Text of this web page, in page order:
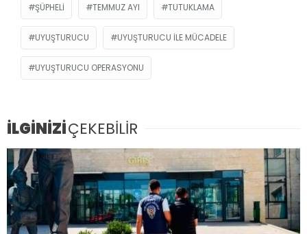
ŞÜPHELI TEMMUZ AYI TUTUKLAMA
UYUŞTURUCU UYUŞTURUCU ILE MÜCADELE
UYUŞTURUCU OPERASYONU
İLGİNİZİÇEKEBİLİR